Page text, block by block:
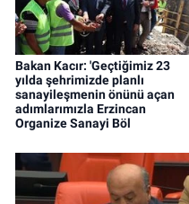
Bakan Kacır: 'Geçtiğimiz 23
yılda şehrimizde planlı
sanayileşmenin önünü açan
adımlarımızla Erzincan
Organize Sanayi Böl